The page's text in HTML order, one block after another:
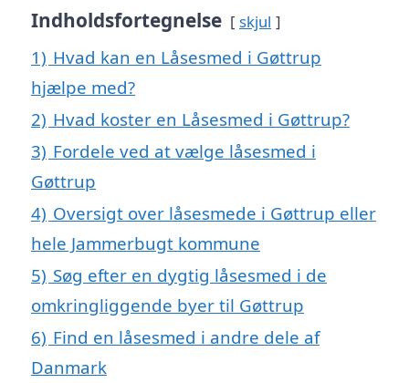
Indholdsfortegnelse skjul
1) Hvad kan en Låsesmed i Gøttrup
hjælpe med?
2) Hvad koster en Låsesmed i Gøttrup?
3) Fordele ved at vælge låsesmed i
Gøttrup
4) Oversigt over låsesmede i Gøttrup eller
hele Jammerbugt kommune
5) Søg efter en dygtig låsesmed i de
omkringliggende byer til Gøttrup
6) Find en låsesmed i andre dele af
Danmark